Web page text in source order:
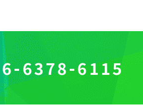
6378-6115